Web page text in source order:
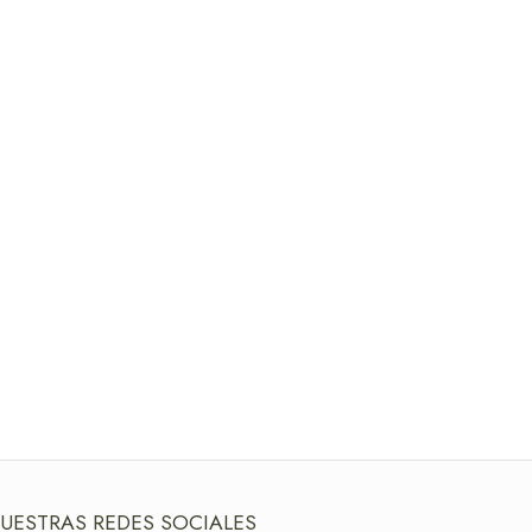
REDES SOCIALES